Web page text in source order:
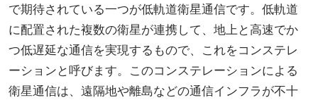
で期待されている一つが低軌道衛星通信です。低軌道
に配置された複数の衛星が連携して、地上と高速でか
つ低遅延な通信を実現するもので、これをコンステレ
ーションと呼びます。このコンステレーションによる
衛星通信は、遠隔地や離島などの通信インフラが不十